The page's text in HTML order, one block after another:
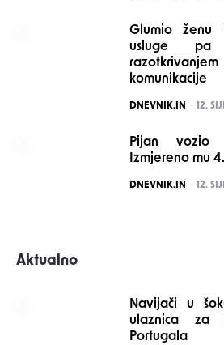
Glumio ženu
usluge pa
komunikacije
POSTED
DNEVNIK.IN 12.
Pijan vozio
Izmjereno mu
POSTED
DNEVNIK.IN 12.
Aktualno
Navijači u
ulaznica za
Portugala